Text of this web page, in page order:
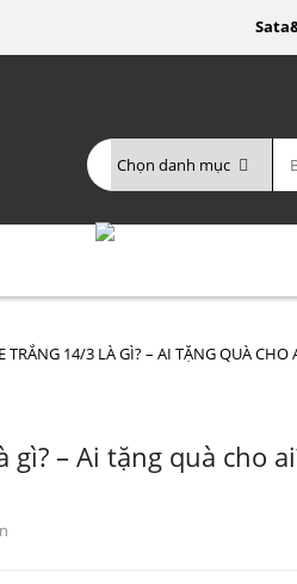
Sata&Jor
TRẮNG 14/3 LÀ GÌ? – AI TẶNG QUÀ CHO
– Ai tặng quà cho